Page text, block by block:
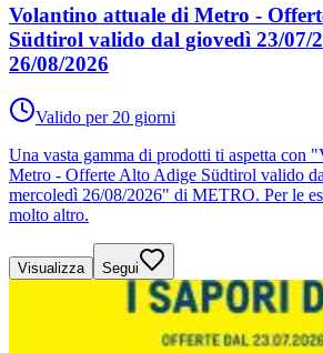
Volantino attuale di Metro -
Südtirol valido dal giovedì 23/07/
26/08/2026
Valido per 20 giorni
Una vasta gamma di prodotti ti aspetta con
Metro - Offerte Alto Adige Südtirol valido
mercoledì 26/08/2026" di METRO. Per le
molto altro.
Visualizza Segui